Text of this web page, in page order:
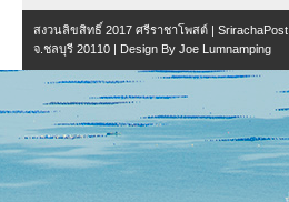
สงวนลิขสิทธิ์ 2017 ศรีราชาโพสต์ | SrirachaPost
จ.ชลบุรี 20110 | Design By Joe Lumnamping